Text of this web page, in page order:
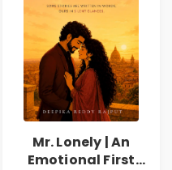
Mr. Lonely | An
Emotional First